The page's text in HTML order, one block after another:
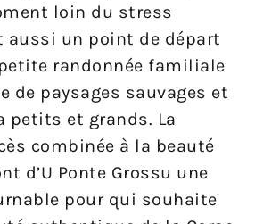
loin du stress
aussi un point de départ
randonnée familiale
de paysages sauvages et
petits et grands. La
combinée à la beauté
d’U Ponte Grossu une
pour qui souhaite